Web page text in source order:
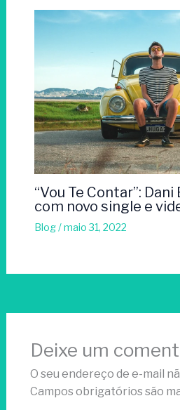
“Vou Te Contar”:
com novo single e
Blog/maio 31, 2022
Deixe um
O seu endereço de e-mail
Campos obrigatórios são